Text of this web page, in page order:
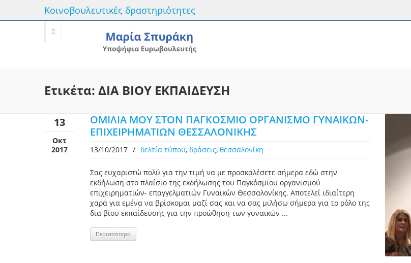
Κοινοβουλευτικές δραστηριότητες
Ετικέτα: ΔΙΑ ΒΙΟΥ ΕΚΠΑΙΔΕΥΣΗ
13
Οκτ
2017
OMΙΛΙΑ ΜΟΥ ΣΤΟΝ ΠΑΓΚΟΣΜΙΟ ΟΡΓΑΝΙΣΜΟ ΓΥΝΑΙΚΩΝ-
ΕΠΙΧΕΙΡΗΜΑΤΙΩΝ ΘΕΣΣΑΛΟΝΙΚΗΣ
13/10/2017 / δελτία τύπου, δράσεις, θεσσαλονίκη
Σας ευχαριστώ πολύ για την τιμή να με προσκαλέσετε σήμερα εδώ στην
εκδήλωση στο πλαίσιο της εκδήλωσης του Παγκόσμιου οργανισμού
επιχειρηματιών- επαγγελματιών Γυναικών Θεσσαλονίκης. Αποτελεί ιδιαίτερη
χαρά για εμένα να βρίσκομαι μαζί σας και να σας μιλήσω σήμερα για το ρόλο της
δια βίου εκπαίδευσης για την προώθηση των γυναικών ...
Περισσότερα